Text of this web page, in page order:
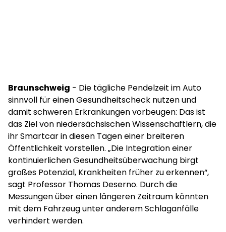
Braunschweig - Die tägliche Pendelzeit im Auto
sinnvoll für einen Gesundheitscheck nutzen und
damit schweren Erkrankungen vorbeugen: Das ist
das Ziel von niedersächsischen Wissenschaftlern, die
ihr Smartcar in diesen Tagen einer breiteren
Öffentlichkeit vorstellen. „Die Integration einer
kontinuierlichen Gesundheitsüberwachung birgt
großes Potenzial, Krankheiten früher zu erkennen“,
sagt Professor Thomas Deserno. Durch die
Messungen über einen längeren Zeitraum könnten
mit dem Fahrzeug unter anderem Schlaganfälle
verhindert werden.